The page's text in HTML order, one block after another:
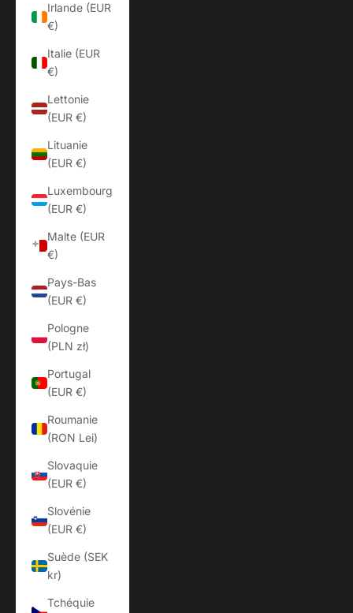
Irlande (EUR
€)
Italie (EUR
€)
Lettonie
(EUR €)
Lituanie
(EUR €)
Luxembourg
(EUR €)
Malte (EUR
€)
Pays-Bas
(EUR €)
Pologne
(PLN zł)
Portugal
(EUR €)
Roumanie
(RON Lei)
Slovaquie
(EUR €)
Slovénie
(EUR €)
Suède (SEK
kr)
Tchéquie